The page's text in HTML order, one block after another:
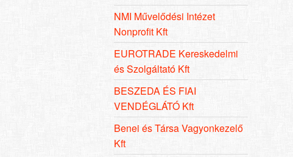
NMI Művelődési Intézet
Nonprofit Kft
EUROTRADE Kereskedelmi
és Szolgáltató Kft
BESZEDA ÉS FIAI
VENDÉGLÁTÓ Kft
Benei és Társa Vagyonkezelő
Kft